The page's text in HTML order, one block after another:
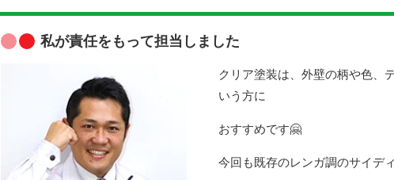
私が責任をもって担当しました
クリア塗装は、外壁の柄や色、
いう方に
おすすめです🤗
今回も既存のレンガ調のサイデ